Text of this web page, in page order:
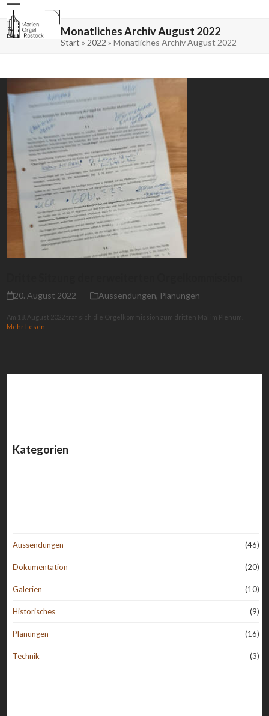
Skip
content
Open
mobile
menu
Close
mobile
menu Monatliches Archiv August 2022
Start » 2022 » Monatliches Archiv August 2022
20. August 2022 Aussendungen, Planungen
Am 18. August 2022 traf sich die Orgelkommission zum dritten Mal im Plenum.
Mehr Lesen
Kategorien
Aussendungen (46)
Dokumentation (20)
Galerien (10)
Historisches (9)
Planungen (16)
Technik (3)